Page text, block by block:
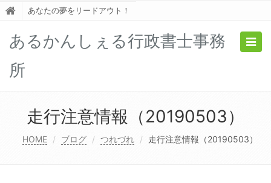
あなたの夢をリードアウト！
あるかんしぇる行政書士事務
所
走行注意情報（20190503）
HOME ブログ つれづれ 走行注意情報（20190503）